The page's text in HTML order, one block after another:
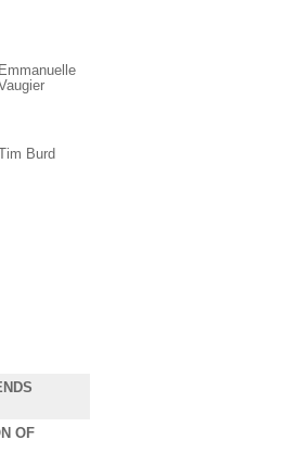
Emmanuelle
Burd
OF